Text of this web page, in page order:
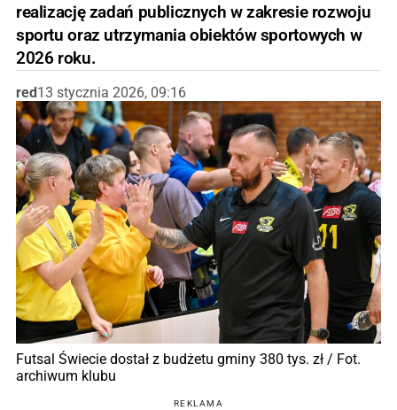
realizację zadań publicznych w zakresie rozwoju
sportu oraz utrzymania obiektów sportowych w
2026 roku.
red13 stycznia 2026, 09:16
Futsal Świecie dostał z budżetu gminy 380 tys. zł / Fot.
archiwum klubu
REKLAMA